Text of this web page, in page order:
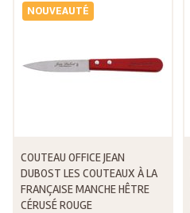
NOUVEAUTÉ
COUTEAU OFFICE JEAN
DUBOST LES COUTEAUX À LA
FRANÇAISE MANCHE HÊTRE
CÉRUSÉ ROUGE